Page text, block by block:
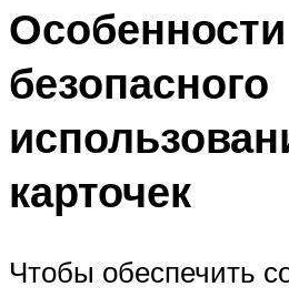
Особенности
безопасного
карточек
Чтобы обеспечить